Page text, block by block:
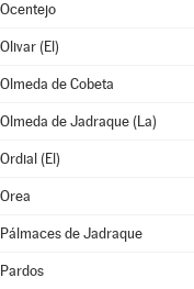
Ocentejo
Olivar (El)
Olmeda de Cobeta
Olmeda de Jadraque (La)
Ordial (El)
Orea
Pálmaces de Jadraque
Pardos